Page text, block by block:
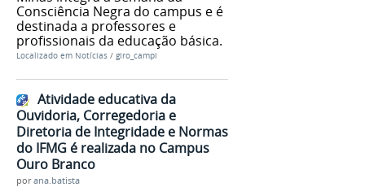
Consciência Negra do campus e é
destinada a professores e
profissionais da educação básica.
Localizado em Notícias / giro_campi
Atividade educativa da
Ouvidoria, Corregedoria e
Diretoria de Integridade e Normas
do IFMG é realizada no Campus
Ouro Branco
porana.batista